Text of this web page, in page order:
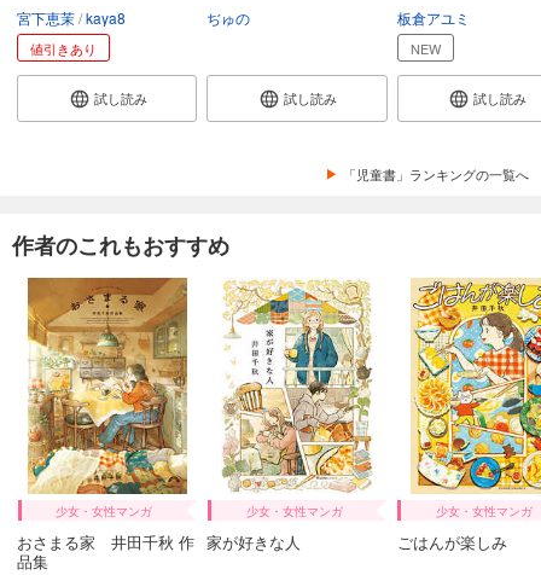
宮下恵茉 kaya8
値引きあり
試し読み
ぢゅの
試し読み
板倉アユミ
NEW
試し読み
「児童書」ランキングの一覧へ
作者のこれもおすすめ
少女・女性マンガ
おさまる家 井田千秋 作
品集
少女・女性マンガ
家が好きな人
少女・女性マンガ
ごはんが楽しみ